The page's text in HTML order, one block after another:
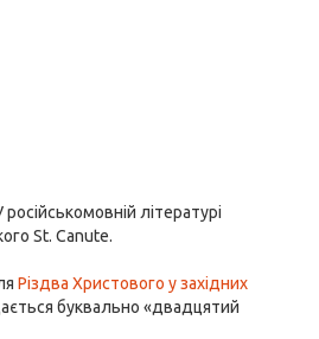
літературі
St. Canute.
Різдва Христового у західних
буквально «двадцятий